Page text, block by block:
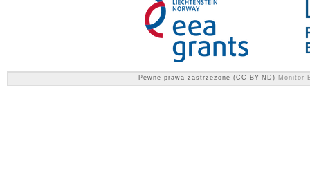
Pewne prawa zastrzeżone (CC BY-ND) Monitor